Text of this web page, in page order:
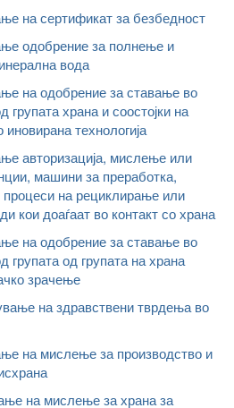
на сертификат за безбедност
одобрение за полнење и
вода
на одобрение за ставање во
групата храна и соостојки на
технологија
авторизација, мислење или
машини за преработка,
на рециклирање или
кои доаѓаат во контакт со храна
на одобрение за ставање во
групата од групата на храна
зрачење
на здравствени тврдења во
на мислење за производство и
на мислење за храна за